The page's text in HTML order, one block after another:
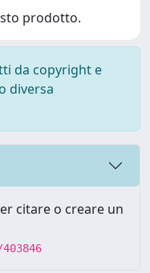
prodotto.
da copyright e
diversa
citare o creare un